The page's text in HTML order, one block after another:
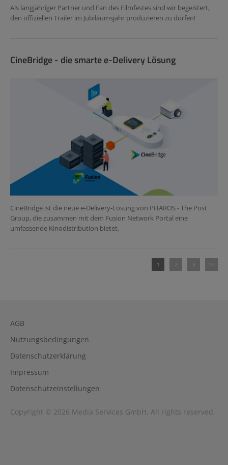
Als langjähriger Partner und Fan des Filmfestes sind wir begeistert,
den offiziellen Trailer im Jubiläumsjahr produzieren zu dürfen!
CineBridge - die smarte e-Delivery Lösung
CineBridge ist die neue e-Delivery-Lösung von PHAROS - The Post
Group, die zusammen mit dem Fusion Network Portal eine
umfassende Kinodistribution bietet.
1 2 3 >>
AGB
Nutzungsbedingungen
Datenschutzerklärung
Impressum
Datenschutzeinstellungen
Copyright © 2026 Media Services GmbH. All rights reserved.